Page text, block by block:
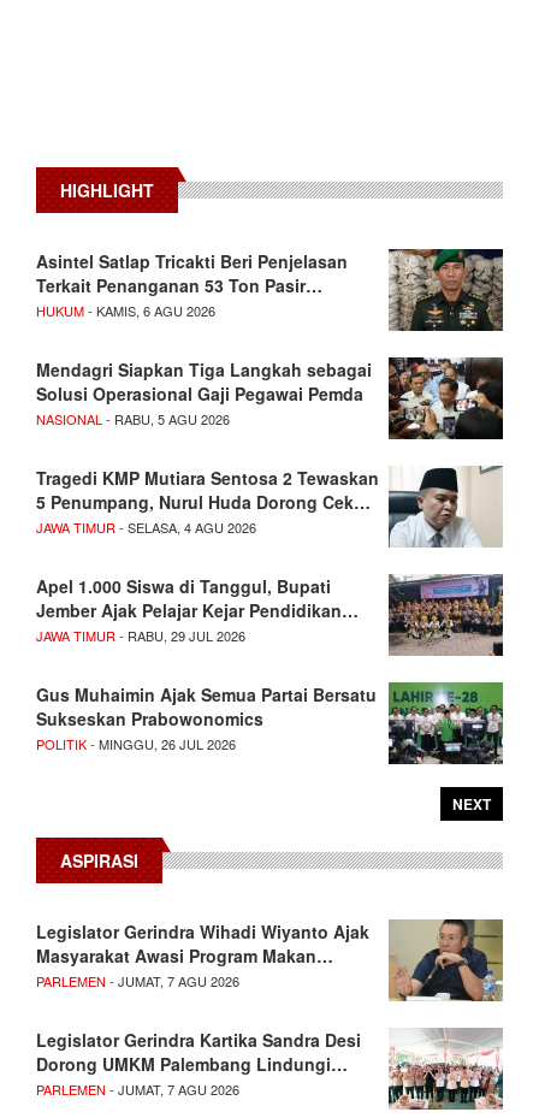
HIGHLIGHT
Asintel Satlap Tricakti Beri Penjelasan
Terkait Penanganan 53 Ton Pasir…
HUKUM- KAMIS, 6 AGU 2026
Mendagri Siapkan Tiga Langkah sebagai
Solusi Operasional Gaji Pegawai Pemda
NASIONAL - RABU, 5 AGU 2026
Tragedi KMP Mutiara Sentosa 2 Tewaskan
5 Penumpang, Nurul Huda Dorong Cek…
JAWA TIMUR - SELASA, 4 AGU 2026
Apel 1.000 Siswa di Tanggul, Bupati
Jember Ajak Pelajar Kejar Pendidikan…
JAWA TIMUR - RABU, 29 JUL 2026
Gus Muhaimin Ajak Semua Partai Bersatu
Sukseskan Prabowonomics
POLITIK- MINGGU, 26 JUL 2026
NEXT
ASPIRASI
Legislator Gerindra Wihadi Wiyanto Ajak
Masyarakat Awasi Program Makan…
PARLEMEN - JUMAT, 7 AGU 2026
Legislator Gerindra Kartika Sandra Desi
Dorong UMKM Palembang Lindungi…
PARLEMEN - JUMAT, 7 AGU 2026